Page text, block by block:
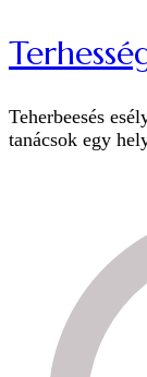
Teherbeesés
tanácsok egy